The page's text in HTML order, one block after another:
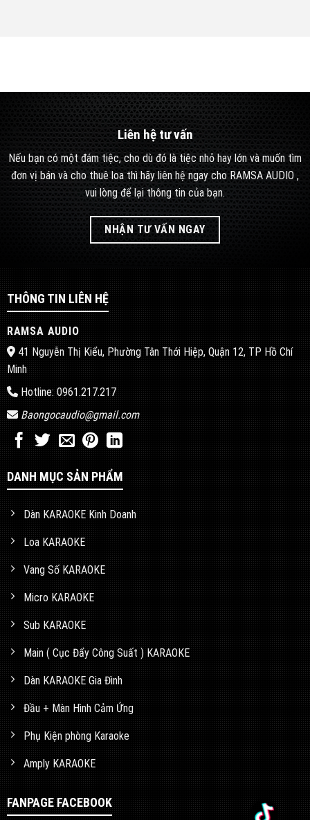
Liên hệ tư vấn
Nếu bạn có một đám tiệc, cho dù đó là tiệc nhỏ hay lớn và muốn tìm
đơn vị bán và cho thuê loa thì hãy liên hệ ngay cho RAMSA AUDIO ,
vui lòng để lại thông tin của bạn.
NHẬN TƯ VẤN NGAY
THÔNG TIN LIÊN HỆ
RAMSA AUDIO
41 Nguyễn Thị Kiểu, Phường Tân Thới Hiệp, Quận 12, TP Hồ Chí
Minh
Hotline: 0961.217.217
Baongocaudio@gmail.com
DANH MỤC SẢN PHẨM
Dàn KARAOKE Kinh Doanh
Loa KARAOKE
Vang Số KARAOKE
Micro KARAOKE
Sub KARAOKE
Main ( Cục Đẩy Công Suất ) KARAOKE
Dàn KARAOKE Gia Đình
Đầu + Màn Hình Cảm Ứng
Phụ Kiện phòng Karaoke
Amply KARAOKE
FANPAGE FACEBOOK